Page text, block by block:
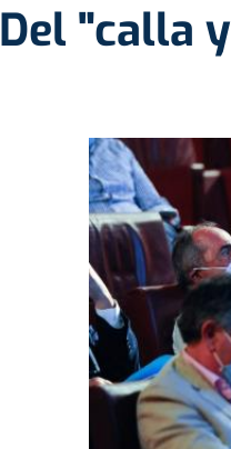
Del "calla